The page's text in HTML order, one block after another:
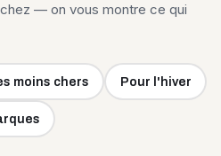
— on vous montre ce qui
moins chers Pour l'hiver